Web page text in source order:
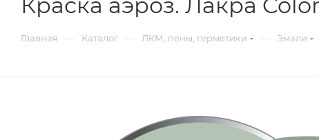
Главная — Каталог — ЛКМ, пены, герметики — Эмали